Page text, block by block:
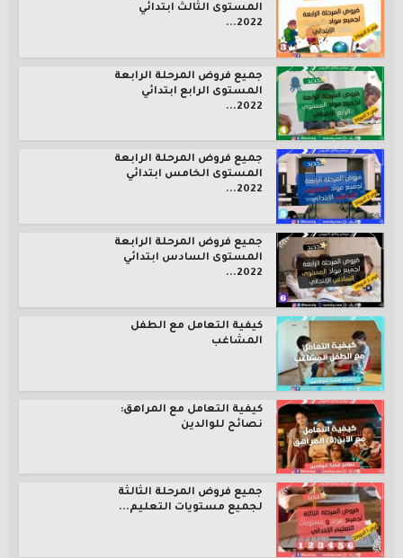
المستوى الثالث ابتدائي
2022...
جميع فروض المرحلة الرابعة
المستوى الرابع ابتدائي
2022...
جميع فروض المرحلة الرابعة
المستوى الخامس ابتدائي
2022...
جميع فروض المرحلة الرابعة
المستوى السادس ابتدائي
2022...
كيفية التعامل مع الطفل
المشاغب
كيفية التعامل مع المراهق:
نصائح للوالدين
جميع فروض المرحلة الثالثة
لجميع مستويات التعليم...